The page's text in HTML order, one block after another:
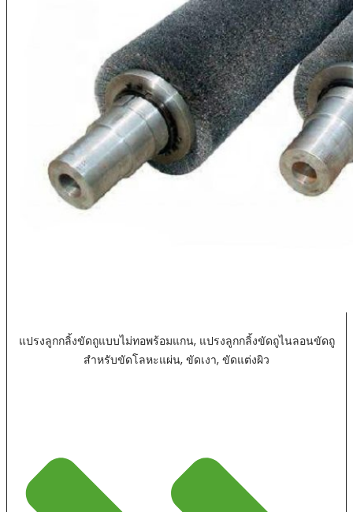
แปรงลูกกลิ้งขัดถูแบบไม่ทอพร้อมแกน, แปรงลูกกลิ้งขัดถูไนลอนขัดถู
สำหรับขัดโลหะแผ่น, ขัดเงา, ขัดแต่งผิว